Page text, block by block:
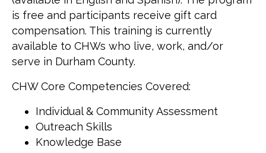
is free and participants receive gift card
compensation. This training is currently
available to CHWs who live, work, and/or
serve in Durham County.
CHW Core Competencies Covered:
Individual & Community Assessment
Outreach Skills
Knowledge Base